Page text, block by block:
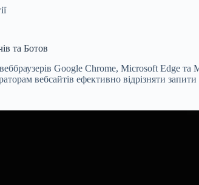
та Ботов
Google Chrome, Microsoft Edge
вебсайтів ефективно відрізняти